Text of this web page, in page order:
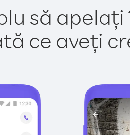
să
ce aveți